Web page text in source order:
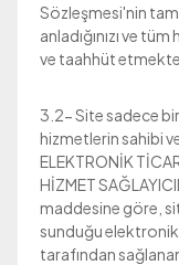
Sözleşmesi'nin
anladığınızı ve
ve taahhüt
3.2- Site sadece
hizmetlerin sahibi
ELEKTRONİK
HİZMET
maddesine göre,
sunduğu
tarafından